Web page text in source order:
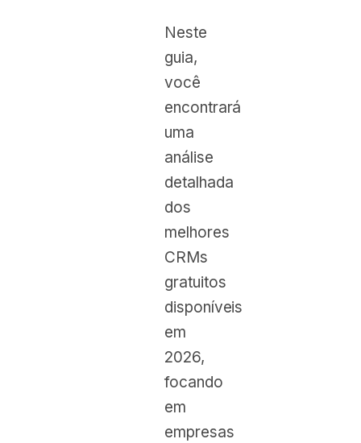
Neste
guia,
você
encontrará
uma
análise
detalhada
dos
melhores
CRMs
gratuitos
disponíveis
em
2026,
focando
em
empresas